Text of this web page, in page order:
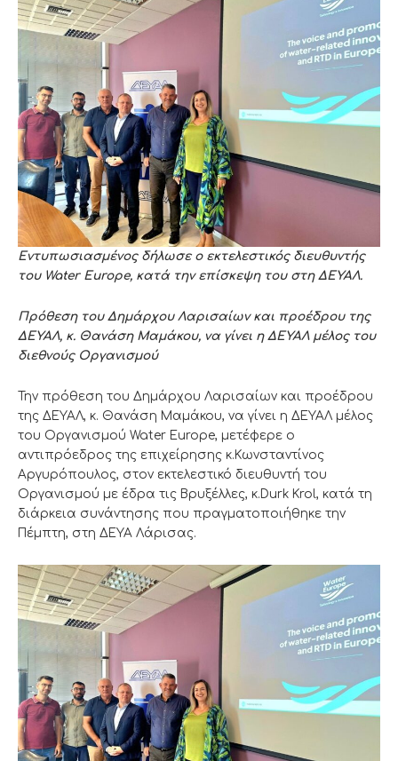
Εντυπωσιασμένος δήλωσε ο εκτελεστικός διευθυντής
του Water Europe, κατά την επίσκεψη του στη ΔΕΥΑΛ.
Πρόθεση του Δημάρχου Λαρισαίων και προέδρου της
ΔΕΥΑΛ, κ. Θανάση Μαμάκου, να γίνει η ΔΕΥΑΛ μέλος του
διεθνούς Οργανισμού
Την πρόθεση του Δημάρχου Λαρισαίων και προέδρου
της ΔΕΥΑΛ, κ. Θανάση Μαμάκου, να γίνει η ΔΕΥΑΛ μέλος
του Οργανισμού Water Europe, μετέφερε ο
αντιπρόεδρος της επιχείρησης κ.Κωνσταντίνος
Αργυρόπουλος, στον εκτελεστικό διευθυντή του
Οργανισμού με έδρα τις Βρυξέλλες, κ.Durk Krol, κατά τη
διάρκεια συνάντησης που πραγματοποιήθηκε την
Πέμπτη, στη ΔΕΥΑ Λάρισας.